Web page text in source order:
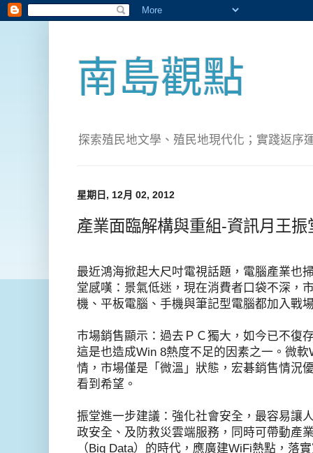
南島觀點
探索殖民地文學、殖民地現代化；實踐返序
星期日, 12月 02, 2012
產業面臨解構與重組-資訊月王
最近鴻海掀起大尺吋電視話題，電腦產業也
堂感嘆：景氣低迷，現在消費者口袋不深，
機、平板電腦、手機與筆記型電腦都加入戰
巿場銷售顯示：過去ＰＣ獨大，如今已不復
這是也造成Win 8熱度不足的因素之一。微
情，市場僅是「微溫」狀態，宏碁銷售情況
看到希望。
振堂進一步建議：強化社會安全，最容易讓
政安全、及防救災雲端服務，同時可帶動產
（Big Data）的時代，應廣建WiFi熱點，落